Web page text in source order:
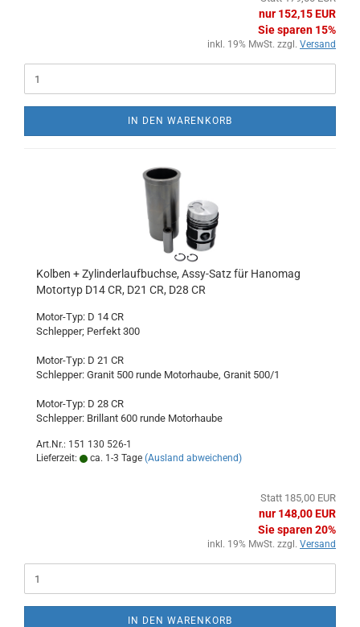
nur 152,15 EUR
Sie sparen 15%
inkl. 19% MwSt. zzgl. Versand
IN DEN WARENKORB
Kolben + Zylinderlaufbuchse, Assy-Satz für Hanomag
Motortyp D14 CR, D21 CR, D28 CR
Motor-Typ: D 14 CR
Schlepper; Perfekt 300
Motor-Typ: D 21 CR
Schlepper: Granit 500 runde Motorhaube, Granit 500/1
Motor-Typ: D 28 CR
Schlepper: Brillant 600 runde Motorhaube
Art.Nr.: 151 130 526-1
Lieferzeit:
ca. 1-3 Tage (Ausland abweichend)
Statt 185,00 EUR
nur 148,00 EUR
Sie sparen 20%
inkl. 19% MwSt. zzgl. Versand
IN DEN WARENKORB